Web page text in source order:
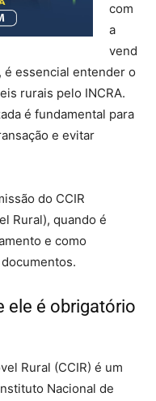
com
a
vend
essencial entender o
rurais pelo INCRA.
é fundamental para
e evitar
do CCIR
Rural), quando é
e como
ele é obrigatório
Rural (CCIR) é um
Nacional de